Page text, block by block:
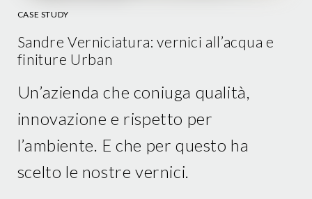
CASE STUDY
Sandre Verniciatura: vernici all’acqua e
finiture Urban
Un’azienda che coniuga qualità,
innovazione e rispetto per
l’ambiente. E che per questo ha
scelto le nostre vernici.